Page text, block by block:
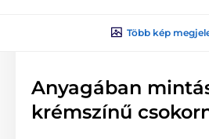
Több kép
Anyagában
krémszínű